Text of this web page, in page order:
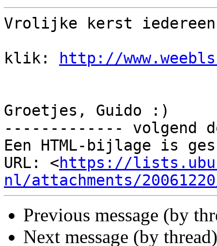
Vrolijke kerst
klik:
http://
Groetjes, Guido :)
------------- volgend
Een HTML-bijlage is
URL: <https://
nl/attachments/
Previous message (by
Next message (by